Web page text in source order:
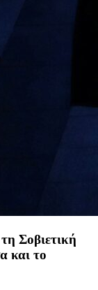
Σοβιετική
και το